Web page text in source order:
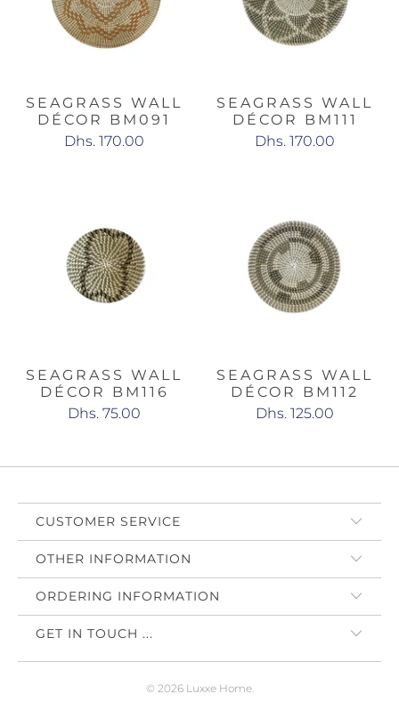
SEAGRASS WALL
DÉCOR BM091
Dhs. 170.00
SEAGRASS WALL
DÉCOR BM111
Dhs. 170.00
SEAGRASS WALL
DÉCOR BM116
Dhs. 75.00
SEAGRASS WALL
DÉCOR BM112
Dhs. 125.00
CUSTOMER SERVICE
OTHER INFORMATION
ORDERING INFORMATION
GET IN TOUCH ...
© 2026 Luxxe Home.